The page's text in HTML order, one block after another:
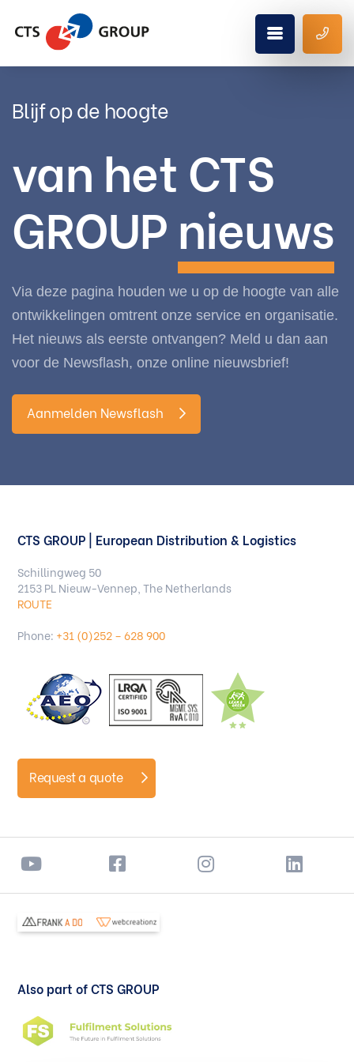
Blijf op de hoogte
van het CTS
GROUPnieuws
Via deze pagina houden we u op de hoogte van alle
ontwikkelingen omtrent onze service en organisatie.
Het nieuws als eerste ontvangen? Meld u dan aan
voor de Newsflash, onze online nieuwsbrief!
Aanmelden Newsflash
CTS GROUP | European Distribution & Logistics
Schillingweg 50
2153 PL Nieuw-Vennep, The Netherlands
ROUTE
Phone: +31 (0)252 – 628 900
Request a quote
Also part of CTS GROUP